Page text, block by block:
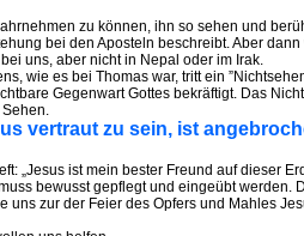
zu können, ihn so sehen und
bei den Aposteln beschreibt. Aber dann
uns, aber nicht in Nepal oder im Irak.
wie es bei Thomas war, tritt ein
Gegenwart Gottes bekräftigt. Das
vertraut zu sein, ist
„Jesus ist mein bester Freund auf dieser
bewusst gepflegt und eingeübt werden.
uns zur der Feier des Opfers und Mahles